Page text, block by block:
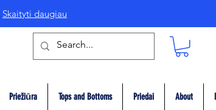
Skaityti daugiau
Priežiūra Tops and Bottoms Priedai About